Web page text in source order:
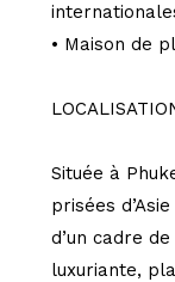
• Maison de
Située à
prisées
d’un cadre
luxuriante,